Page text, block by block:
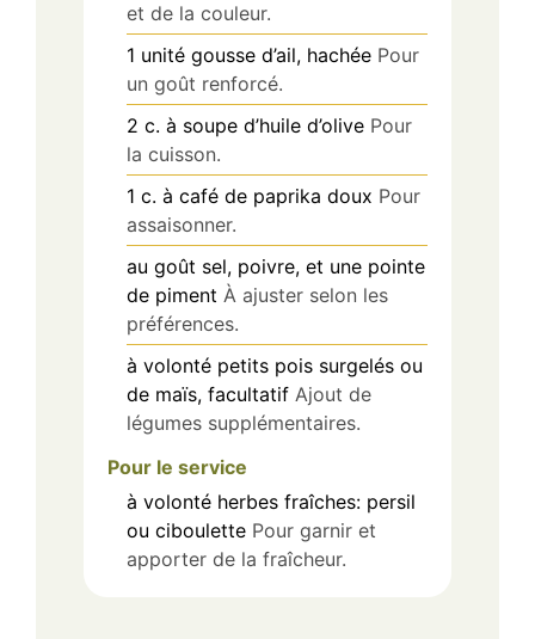
et de la couleur.
1 unité gousse d’ail, hachée Pour
un goût renforcé.
2 c. à soupe d’huile d’olive Pour
la cuisson.
1 c. à café de paprika doux Pour
assaisonner.
au goût sel, poivre, et une pointe
de piment À ajuster selon les
préférences.
à volonté petits pois surgelés ou
de maïs, facultatif Ajout de
légumes supplémentaires.
Pour le service
à volonté herbes fraîches: persil
ou ciboulette Pour garnir et
apporter de la fraîcheur.